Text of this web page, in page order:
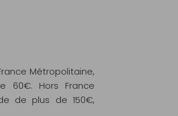
Métropolitaine,
60€. Hors France
de plus de 150€,